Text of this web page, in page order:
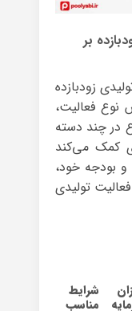
بر
کارگاه تولیدی زودبازده
نوع فعالیت،
در چند دسته
کمک می‌کند
و بودجه خود،
تولیدی
شرایط
مناسب